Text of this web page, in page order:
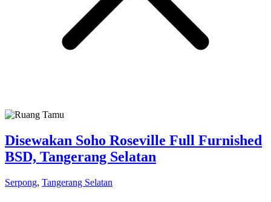
Disewakan Soho Roseville Full Furnished
BSD, Tangerang Selatan
Serpong, Tangerang Selatan